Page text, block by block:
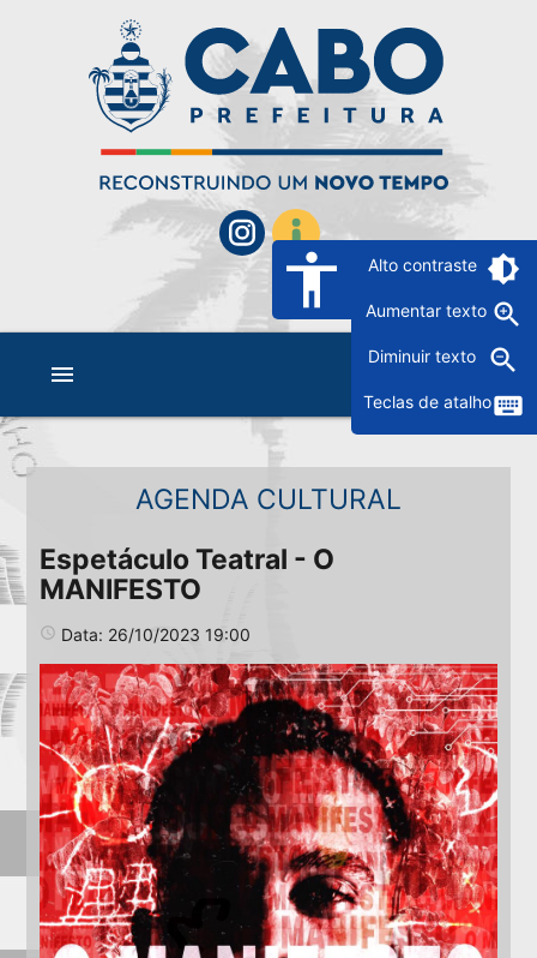
accessibility Alto contraste brightness_6
Aumentar texto zoom_in
Diminuir texto zoom_out
Teclas de atalhokeyboard
menu
AGENDA CULTURAL
Espetáculo Teatral - O
MANIFESTO
access_time Data: 26/10/2023 19:00